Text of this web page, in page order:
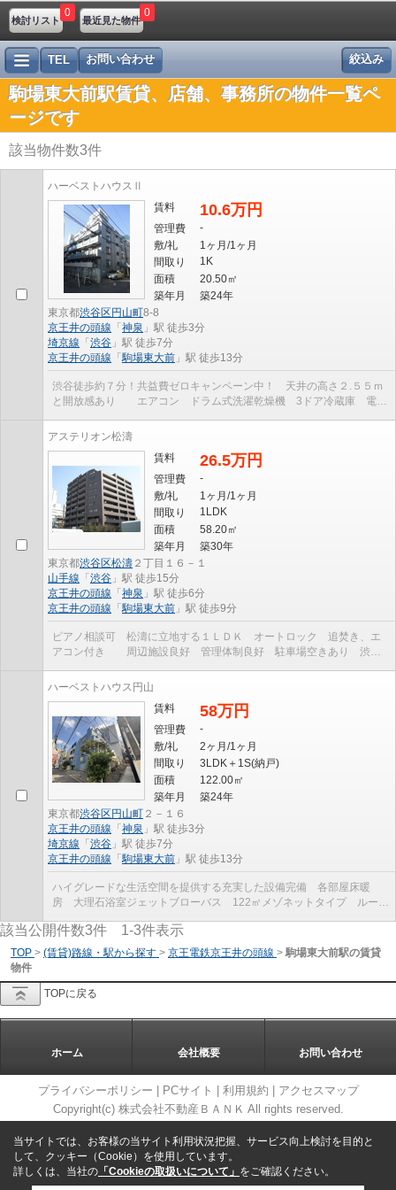
検討リスト
0
最近見た物件
0
絞込み
TEL お問い合わせ
駒場東大前駅賃貸、店舗、事務所の物件一覧ペ
ージです
該当物件数3件
ハーベストハウスⅡ
賃料
10.6万円
管理費
-
敷/礼
1ヶ月/1ヶ月
間取り
1K
面積
20.50㎡
築年月
築24年
東京都渋谷区 円山町8-8
京王井の頭線 「 神泉 」駅 徒歩3分
埼京線 「 渋谷 」駅 徒歩7分
京王井の頭線 「駒場東大前 」駅 徒歩13分
渋谷徒歩約７分！共益費ゼロキャンペーン中！ 天井の高さ２.５５ｍ
と開放感あり エアコン ドラム式洗濯乾燥機 3ドア冷蔵庫 電子
アステリオン松濤
賃料
26.5万円
管理費
-
敷/礼
1ヶ月/1ヶ月
間取り
1LDK
面積
58.20㎡
築年月
築30年
東京都渋谷区松濤 ２丁目１６－１
山手線 「 渋谷 」駅 徒歩15分
京王井の頭線 「 神泉 」駅 徒歩6分
京王井の頭線 「駒場東大前 」駅 徒歩9分
ピアノ相談可 松濤に立地する１ＬＤＫ オートロック 追焚き、エ
アコン付き 周辺施設良好 管理体制良好 駐車場空きあり 渋谷
ハーベストハウス円山
賃料
58万円
管理費
-
敷/礼
2ヶ月/1ヶ月
間取り
3LDK＋1S(納戸)
面積
122.00㎡
築年月
築24年
東京都渋谷区 円山町 ２－１６
京王井の頭線 「 神泉 」駅 徒歩3分
埼京線 「 渋谷 」駅 徒歩7分
京王井の頭線 「駒場東大前 」駅 徒歩13分
ハイグレードな生活空間を提供する充実した設備完備 各部屋床暖
房 大理石浴室ジェットブローバス 122㎡メゾネットタイプ ルーフ
該当公開件数3件 1-3件表示
TOP > (賃貸)路線・駅から探す > 京王電鉄京王井の頭線 > 駒場東大前駅の賃貸
物件
TOPに戻る
ホーム 会社概要 お問い合わせ
プライバシーポリシー PCサイト 利用規約
アクセスマップ
Copyright(c) 株式会社不動産ＢＡＮＫ All rights reserved.
当サイトでは、お客様の当サイト利用状況把握、サービス向上検討を目的と
して、クッキー（Cookie）を使用しています。
詳しくは、当社の 「Cookieの取扱いについて」 をご確認ください。